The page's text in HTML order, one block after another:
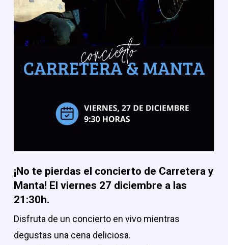
¡No te pierdas el concierto de Carretera y
Manta! El viernes 27 diciembre a las
21:30h.
Disfruta de un concierto en vivo mientras
degustas una cena deliciosa.